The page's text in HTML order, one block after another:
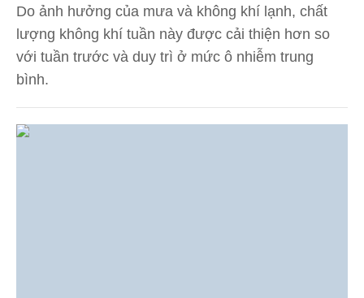
Do ảnh hưởng của mưa và không khí lạnh, chất
lượng không khí tuần này được cải thiện hơn so
với tuần trước và duy trì ở mức ô nhiễm trung
bình.